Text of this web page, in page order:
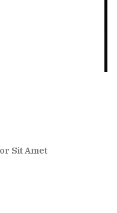
Sit Amet